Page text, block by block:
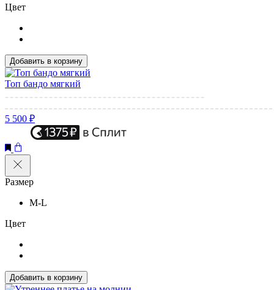
Цвет
Добавить в корзину
Топ бандо мягкий
5 500 ₽
Размер
M-L
Цвет
Добавить в корзину